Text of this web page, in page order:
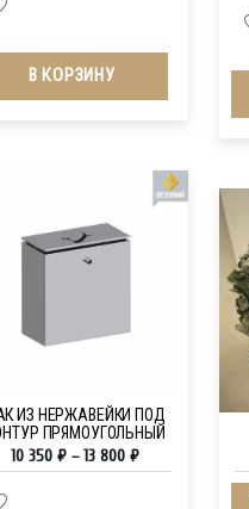
В КОРЗИНУ
ИЗ НЕРЖАВЕЙКИ ПОД
ПРЯМОУГОЛЬНЫЙ
10 350₽ –13 800₽